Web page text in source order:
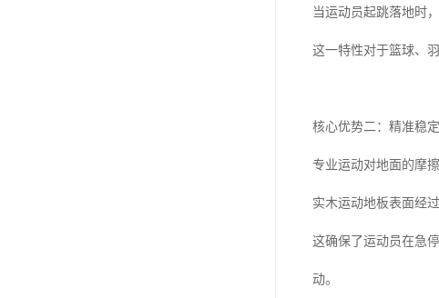
当运动员起跳落地时
这一特性对于篮球、
核心优势二：精准稳
专业运动对地面的摩
实木运动地板表面经
这确保了运动员在急
动。